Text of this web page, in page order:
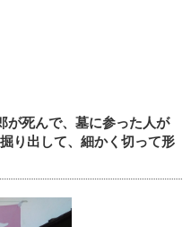
が死んで、墓に参った人が
り出して、細かく切って形